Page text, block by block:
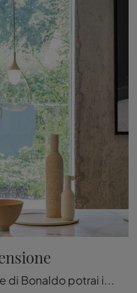
Con le lampade a sospensione di Bonaldo potrai impreziosire i tuoi locali: clicca e scopri Gocce a sospensione!